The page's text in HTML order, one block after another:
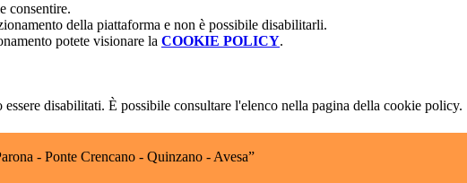
consentire.
della piattaforma e non è possibile disabilitarli.
potete visionare la COOKIE POLICY.
disabilitati. È possibile consultare l'elenco nella pagina della cookie policy.
- Ponte Crencano - Quinzano - Avesa”